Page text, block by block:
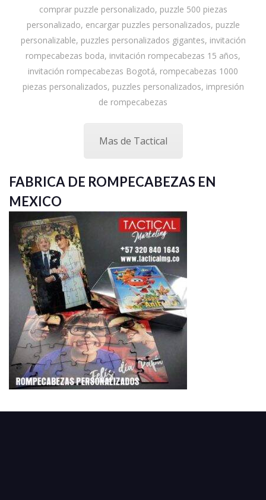
comprar puzzle personalizado, puzzle 500 piezas
personalizado, encargar puzzles personalizados, puzzle
personalizable, puzzles personalizados gigantes, invitación
rompecabezas boda, invitación rompecabezas 15 años,
invitación rompecabezas Bogotá, rompecabezas 1000
piezas personalizados, puzzles personalizados, impresión
de rompecabezas
Mas de Tactical
FABRICA DE ROMPECABEZAS EN
MEXICO